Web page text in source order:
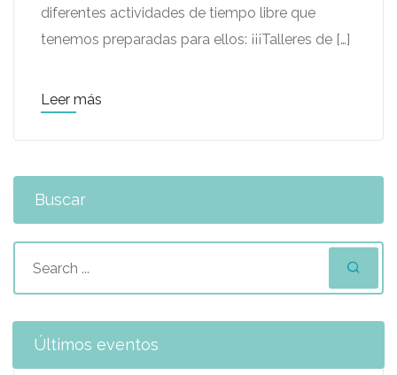
diferentes actividades de tiempo libre que
tenemos preparadas para ellos: ¡¡¡Talleres de […]
Leer más
Buscar
Últimos eventos